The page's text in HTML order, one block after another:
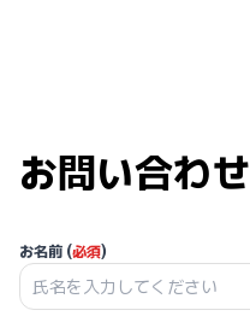
お問い合わせ
お名前 (必須)